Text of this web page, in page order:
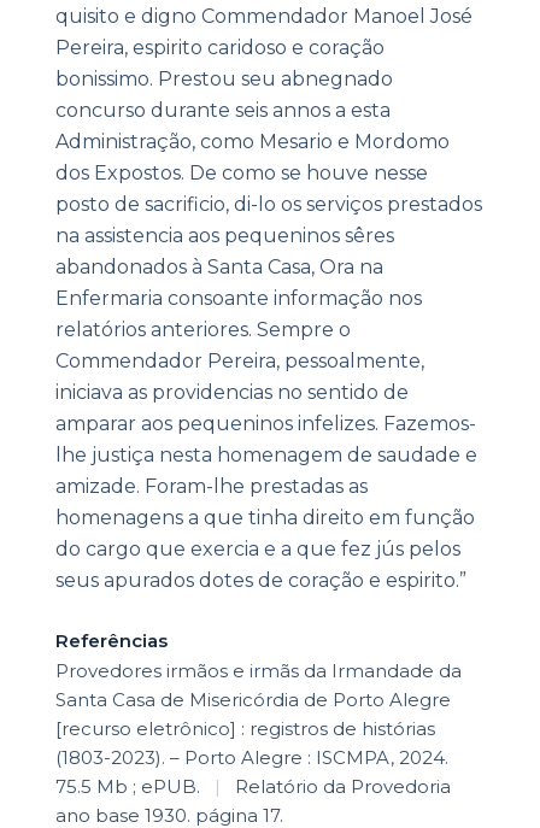
quisito e digno Commendador Manoel José
Pereira, espirito caridoso e coração
bonissimo. Prestou seu abnegnado
concurso durante seis annos a esta
Administração, como Mesario e Mordomo
dos Expostos. De como se houve nesse
posto de sacrificio, di-lo os serviços prestados
na assistencia aos pequeninos sêres
abandonados à Santa Casa, Ora na
Enfermaria consoante informação nos
relatórios anteriores. Sempre o
Commendador Pereira, pessoalmente,
iniciava as providencias no sentido de
amparar aos pequeninos infelizes. Fazemos-
lhe justiça nesta homenagem de saudade e
amizade. Foram-lhe prestadas as
homenagens a que tinha direito em função
do cargo que exercia e a que fez jús pelos
seus apurados dotes de coração e espirito.”
Referências
Provedores irmãos e irmãs da Irmandade da
Santa Casa de Misericórdia de Porto Alegre
[recurso eletrônico] : registros de histórias
(1803-2023). – Porto Alegre : ISCMPA, 2024.
75.5 Mb ; ePUB.
|
Relatório da Provedoria
ano base 1930. página 17.